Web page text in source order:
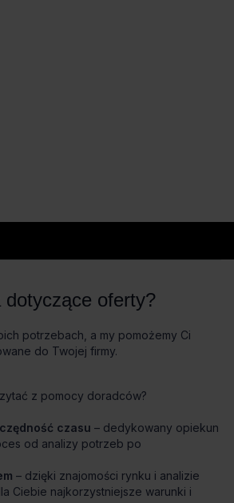
dotyczące oferty?
potrzebach, a my pomożemy Ci
do Twojej firmy.
z pomocy doradców?
czasu – dedykowany opiekun
od analizy potrzeb po
– dzięki znajomości rynku i analizie
Ciebie najkorzystniejsze warunki i